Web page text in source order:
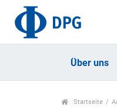
Über uns
Startseite